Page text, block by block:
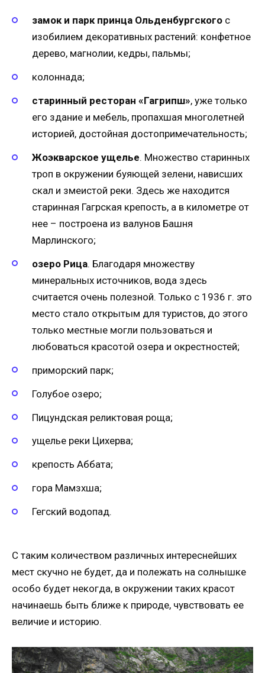
замок и парк принца Ольденбургского с
изобилием декоративных растений: конфетное
дерево, магнолии, кедры, пальмы;
колоннада;
старинный ресторан «Гагрипш», уже только
его здание и мебель, пропахшая многолетней
историей, достойная достопримечательность;
Жоэкварское ущелье. Множество старинных
троп в окружении буяющей зелени, нависших
скал и змеистой реки. Здесь же находится
старинная Гагрская крепость, а в километре от
нее – построена из валунов Башня
Марлинского;
озеро Рица. Благодаря множеству
минеральных источников, вода здесь
считается очень полезной. Только с 1936 г. это
место стало открытым для туристов, до этого
только местные могли пользоваться и
любоваться красотой озера и окрестностей;
приморский парк;
Голубое озеро;
Пицундская реликтовая роща;
ущелье реки Цихерва;
крепость Аббата;
гора Мамзхша;
Гегский водопад.
С таким количеством различных интереснейших
мест скучно не будет, да и полежать на солнышке
особо будет некогда, в окружении таких красот
начинаешь быть ближе к природе, чувствовать ее
величие и историю.